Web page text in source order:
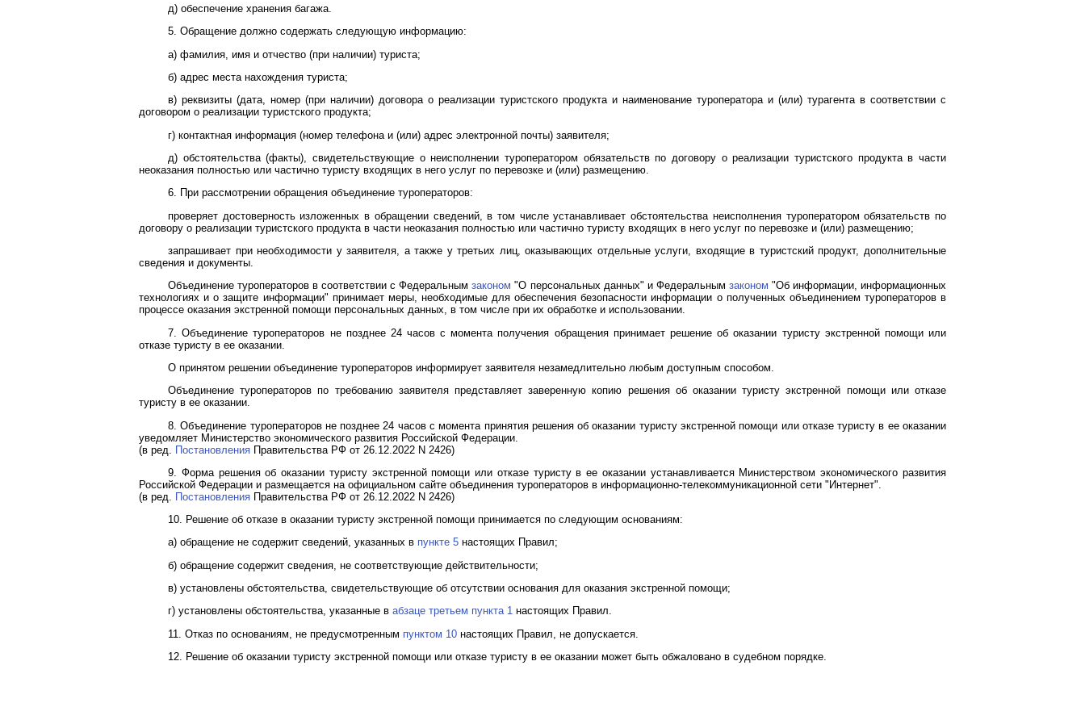
д) обеспечение хранения багажа.
5. Обращение должно содержать следующую информацию:
а) фамилия, имя и отчество (при наличии) туриста;
б) адрес места нахождения туриста;
в) реквизиты (дата, номер (при наличии) договора о реализации туристского продукта и наименование туроператора и (или) турагента в соответствии с
договором о реализации туристского продукта;
г) контактная информация (номер телефона и (или) адрес электронной почты) заявителя;
д) обстоятельства (факты), свидетельствующие о неисполнении туроператором обязательств по договору о реализации туристского продукта в части
неоказания полностью или частично туристу входящих в него услуг по перевозке и (или) размещению.
6. При рассмотрении обращения объединение туроператоров:
проверяет достоверность изложенных в обращении сведений, в том числе устанавливает обстоятельства неисполнения туроператором обязательств по
договору о реализации туристского продукта в части неоказания полностью или частично туристу входящих в него услуг по перевозке и (или) размещению;
запрашивает при необходимости у заявителя, а также у третьих лиц, оказывающих отдельные услуги, входящие в туристский продукт, дополнительные
сведения и документы.
Объединение туроператоров в соответствии с Федеральнымзаконом "О персональных данных" и Федеральным законом "Об информации, информационных
технологиях и о защите информации" принимает меры, необходимые для обеспечения безопасности информации о полученных объединением туроператоров в
процессе оказания экстренной помощи персональных данных, в том числе при их обработке и использовании.
7. Объединение туроператоров не позднее 24 часов с момента получения обращения принимает решение об оказании туристу экстренной помощи или
отказе туристу в ее оказании.
О принятом решении объединение туроператоров информирует заявителя незамедлительно любым доступным способом.
Объединение туроператоров по требованию заявителя представляет заверенную копию решения об оказании туристу экстренной помощи или отказе
туристу в ее оказании.
8. Объединение туроператоров не позднее 24 часов с момента принятия решения об оказании туристу экстренной помощи или отказе туристу в ее оказании
уведомляет Министерство экономического развития Российской Федерации.
(в ред. Постановления Правительства РФ от 26.12.2022 N 2426)
9. Формарешения об оказании туристу экстренной помощи или отказе туристу в ее оказании устанавливается Министерством экономического развития
Российской Федерации и размещается на официальном сайте объединения туроператоров в информационно-телекоммуникационной сети "Интернет".
(в ред.
Постановления Правительства РФ от 26.12.2022 N 2426)
10. Решение об отказе в оказании туристу экстренной помощи принимается по следующим основаниям:
а) обращение не содержит сведений, указанных в пункте 5 настоящих Правил;
б) обращение содержит сведения, не соответствующие действительности;
в) установлены обстоятельства, свидетельствующие об отсутствии основания для оказания экстренной помощи;
г) установлены обстоятельства, указанные в абзаце третьем пункта 1 настоящих Правил.
11. Отказ по основаниям, не предусмотренным пунктом 10 настоящих Правил, не допускается.
12. Решение об оказании туристу экстренной помощи или отказе туристу в ее оказании может быть обжаловано в судебном порядке.